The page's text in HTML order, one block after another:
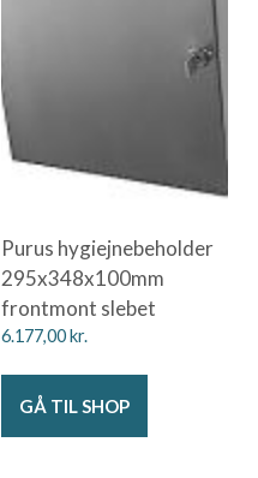
Purus hygiejnebeholder
295x348x100mm
frontmont slebet
6.177,00kr.
GÅ TIL SHOP